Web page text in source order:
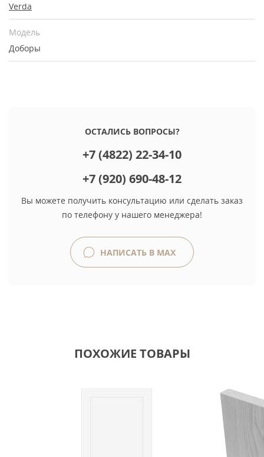
Verda
Модель
Доборы
ОСТАЛИСЬ ВОПРОСЫ?
+7 (4822) 22-34-10
+7 (920) 690-48-12
Вы можете получить консультацию или сделать заказ
по телефону у нашего менеджера!
НАПИСАТЬ В MAX
ПОХОЖИЕ ТОВАРЫ